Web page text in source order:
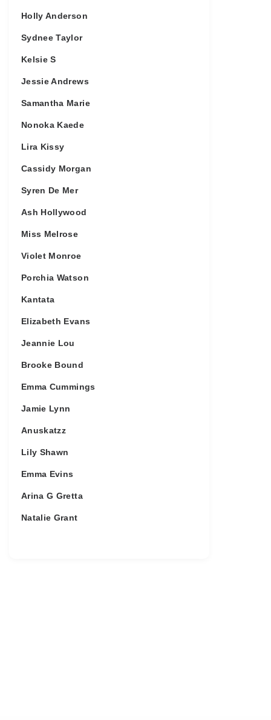
Holly Anderson
Sydnee Taylor
Kelsie S
Jessie Andrews
Samantha Marie
Nonoka Kaede
Lira Kissy
Cassidy Morgan
Syren De Mer
Ash Hollywood
Miss Melrose
Violet Monroe
Porchia Watson
Kantata
Elizabeth Evans
Jeannie Lou
Brooke Bound
Emma Cummings
Jamie Lynn
Anuskatzz
Lily Shawn
Emma Evins
Arina G Gretta
Natalie Grant